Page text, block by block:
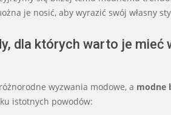
je nosić, aby wyrazić swój własny
dla których warto je
wyzwania modowe, a modne
istotnych powodów: